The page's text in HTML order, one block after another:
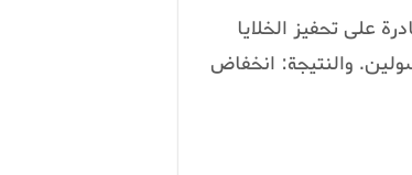
على تحفيز الخلايا
والنتيجة: انخفاض